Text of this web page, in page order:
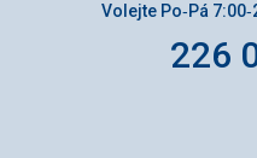
Volejte Po‑Pá
226